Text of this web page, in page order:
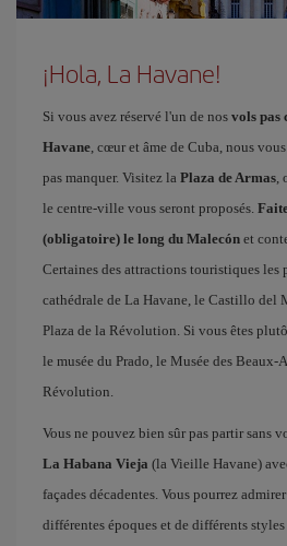
¡Hola, La Havane!
Si vous avez réservé l'un de nos vols pas
Havane, cœur et âme de Cuba, nous
pas manquer. Visitez la Plaza de Armas,
le centre-ville vous seront proposés.
(obligatoire) le long du Malecón et
Certaines des attractions touristiques les
cathédrale de La Havane, le Castillo del
Plaza de la Révolution. Si vous êtes
le musée du Prado, le Musée des Beaux-
Révolution.
Vous ne pouvez bien sûr pas partir sans
La Habana Vieja (la Vieille Havane)
façades décadentes. Vous pourrez
différentes époques et de différents